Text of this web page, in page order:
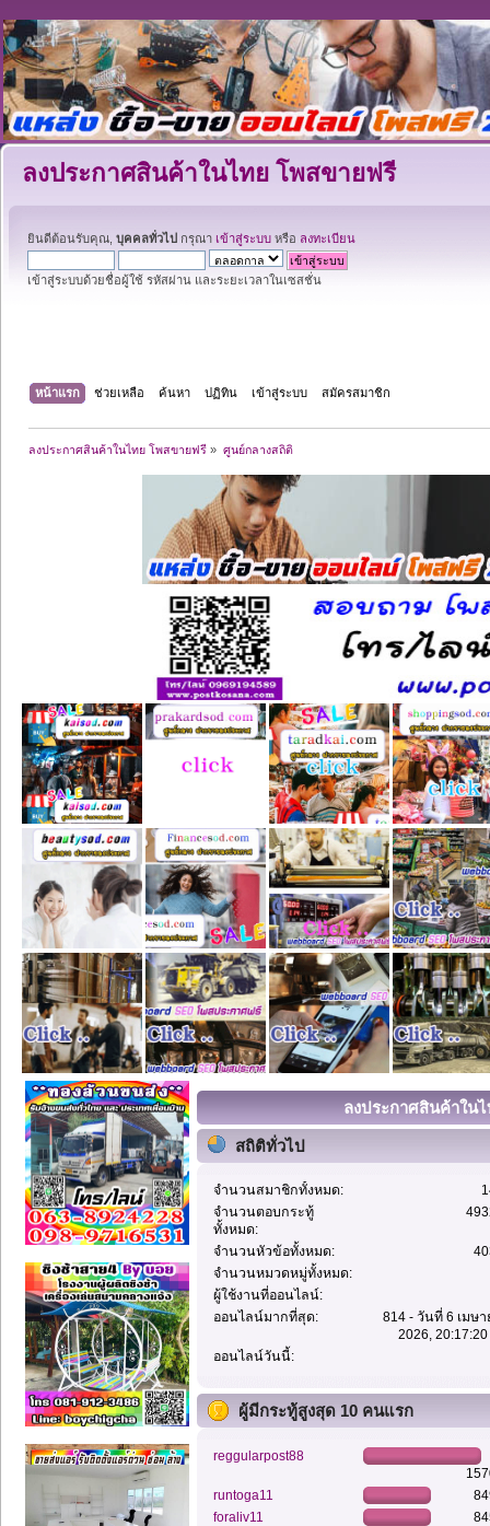
ลงประกาศสินค้าในไทย โพสขายฟรี
ยินดีต้อนรับคุณ, บุคคลทั่วไป กรุณา เข้าสู่ระบบ หรือ ลงทะเบียน
เข้าสู่ระบบด้วยชื่อผู้ใช้ รหัสผ่าน และระยะเวลาในเซสชั่น
หน้าแรก ช่วยเหลือ ค้นหา ปฏิทิน เข้าสู่ระบบ สมัครสมาชิก
ลงประกาศสินค้าในไทย โพสขายฟรี » ศูนย์กลางสถิติ
ลงประกาศสินค้าใน
สถิติทั่วไป
จำนวนสมาชิกทั้งหมด:
จำนวนตอบกระทู้
ทั้งหมด:
จำนวนหัวข้อทั้งหมด:
จำนวนหมวดหมู่ทั้งหมด:
ผู้ใช้งานที่ออนไลน์:
ออนไลน์มากที่สุด:
814 - วันที่ 6 เมษ
2026,
ออนไลน์วันนี้:
ผู้มีกระทู้สูงสุด 10 คนแรก
reggularpost88
runtoga11
foraliv11